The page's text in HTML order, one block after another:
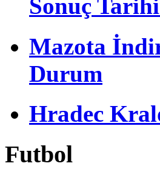
Sonuç
Mazota
Durum
Hradec
Futbol